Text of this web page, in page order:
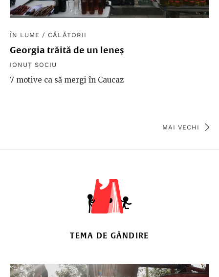
ÎN LUME / CĂLĂTORII
Georgia trăită de un leneș
IONUȚ SOCIU
7 motive ca să mergi în Caucaz
MAI VECHI
TEMA DE GÂNDIRE